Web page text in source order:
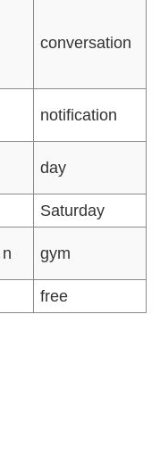
conversation
notification
day
Saturday
gym
free